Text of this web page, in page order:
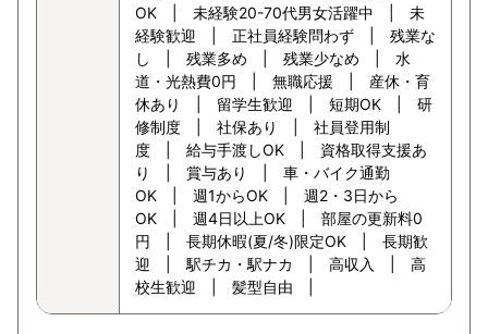
OK | 未経験20-70代男女活躍中 | 未
経験歓迎 | 正社員経験問わず | 残業な
し | 残業多め | 残業少なめ | 水
道・光熱費0円 | 無職応援 | 産休・育
休あり | 留学生歓迎 | 短期OK | 研
修制度 | 社保あり | 社員登用制
度 | 給与手渡しOK | 資格取得支援あ
り | 賞与あり | 車・バイク通勤
OK | 週1からOK | 週2・3日から
OK | 週4日以上OK | 部屋の更新料0
円 | 長期休暇(夏/冬)限定OK | 長期歓
迎 | 駅チカ・駅ナカ | 高収入 | 高
校生歓迎 | 髪型自由 |